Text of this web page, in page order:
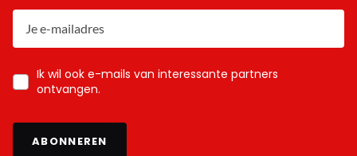
Ik wil ook e-mails van interessante partners
ontvangen.
ABONNEREN